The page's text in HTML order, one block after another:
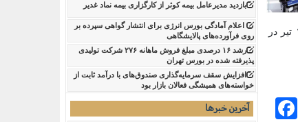
بازدید مدیرعامل بیمه کوثر از کارگزاری بیمه نماد غدیر
اعلام آمادگی بورس انرژی برای انتشار گواهی سپرده بر
روی فرآورده‌های پالایشگاهی ‌
رشد ۱۶ درصدی مبلغ فروش ماهانه ۲۷۶ شرکت تولیدی
پذیرفته شده در بورس تهران
افزایش سقف سرمایه‌گذاری صندوق‌های با درآمد ثابت از
خواسته‌های همیشگی فعالان بازار بود
آخرین خبرها
به گزارش پایگاه خبری نقدینه ، بر اساس اعلام بانک مرکزی با توجه به تعطیلی رسمی امروز سامانه‌های ساتنا و چکاوک روز دوشنبه ۱۵ تیر در
Facebook